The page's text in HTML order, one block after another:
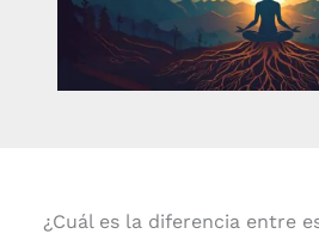
¿Cuál es la diferencia entre